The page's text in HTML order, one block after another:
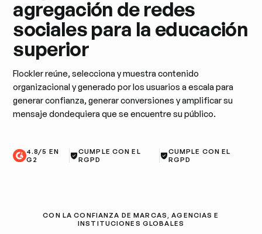
agregación de redes
sociales para la educación
superior
Flockler reúne, selecciona y muestra contenido
organizacional y generado por los usuarios a escala para
generar confianza, generar conversiones y amplificar su
mensaje dondequiera que se encuentre su público.
4.8/5 EN
G2
CUMPLE CON EL
RGPD
CUMPLE CON EL
RGPD
CON LA CONFIANZA DE MARCAS, AGENCIAS E
INSTITUCIONES GLOBALES